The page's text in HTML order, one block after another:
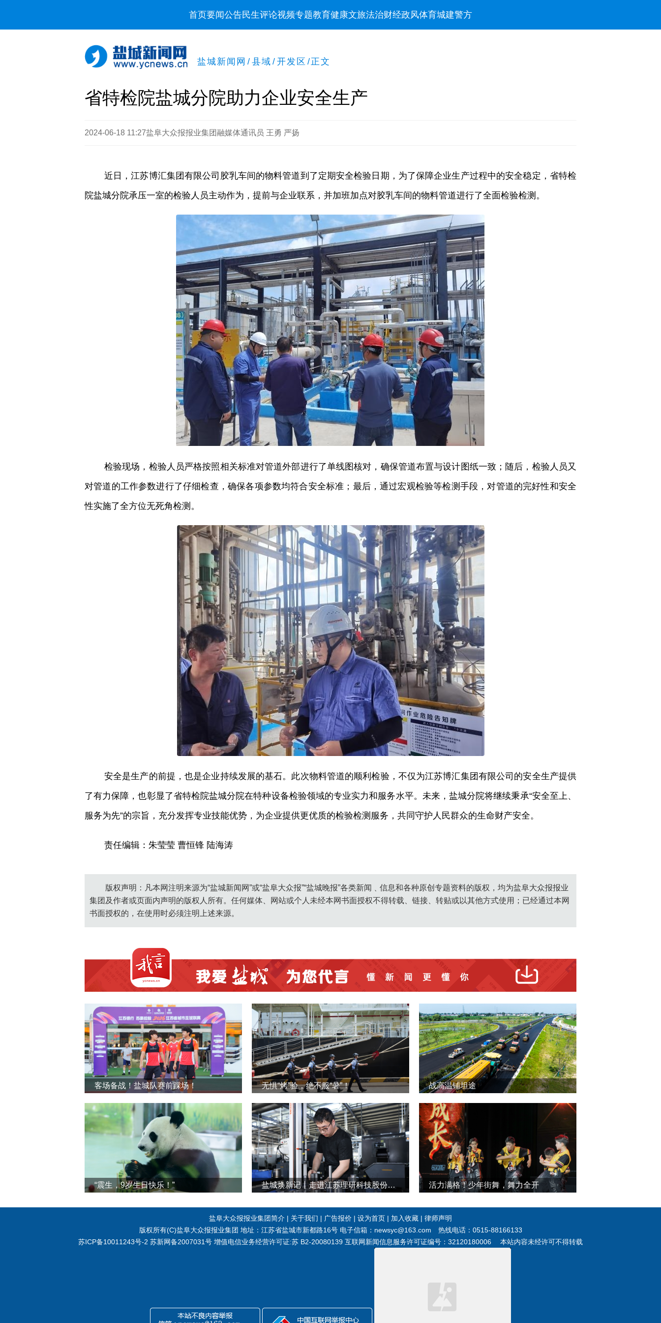
首页要闻公告民生评论视频专题教育健康文旅法治财经政风体育城建警方
盐城新闻网 / 县域 / 开发区 /正文
省特检院盐城分院助力企业安全生产
2024-06-18 11:27​盐阜大众报报业集团融媒体通讯员 王勇 严扬
近日，江苏博汇集团有限公司胶乳车间的物料管道到了定期安全检验日期，为了保障企业生产过程中的安全稳定，省特检
院盐城分院承压一室的检验人员主动作为，提前与企业联系，并加班加点对胶乳车间的物料管道进行了全面检验检测。
检验现场，检验人员严格按照相关标准对管道外部进行了单线图核对，确保管道布置与设计图纸一致；随后，检验人员又
对管道的工作参数进行了仔细检查，确保各项参数均符合安全标准；最后，通过宏观检验等检测手段，对管道的完好性和安全
性实施了全方位无死角检测。
安全是生产的前提，也是企业持续发展的基石。此次物料管道的顺利检验，不仅为江苏博汇集团有限公司的安全生产提供
了有力保障，也彰显了省特检院盐城分院在特种设备检验领域的专业实力和服务水平。未来，盐城分院将继续秉承“安全至上、
服务为先”的宗旨，充分发挥专业技能优势，为企业提供更优质的检验检测服务，共同守护人民群众的生命财产安全。
责任编辑：朱莹莹 曹恒锋 陆海涛
版权声明：凡本网注明来源为“盐城新闻网”或“盐阜大众报”“盐城晚报”各类新闻﹑信息和各种原创专题资料的版权，均为盐阜大众报报业
集团及作者或页面内声明的版权人所有。任何媒体、网站或个人未经本网书面授权不得转载、链接、转贴或以其他方式使用；已经通过本网
书面授权的，在使用时必须注明上述来源。
客场备战！盐城队赛前踩场！ 无惧“烤”验，绝不服“暑”！ 战高温铺坦途
“震生，9岁生日快乐！” 盐城焕新记丨走进江苏理研科技股份有限公司 活力满格！少年街舞，舞力全开
盐阜大众报报业集团简介 | 关于我们 | 广告报价 | 设为首页 | 加入收藏 | 律师声明
版权所有(C)盐阜大众报报业集团 地址：江苏省盐城市新都路16号 电子信箱：newsyc@163.com 热线电话：0515-88166133
苏ICP备10011243号-2 苏新网备2007031号 增值电信业务经营许可证:苏 B2-20080139 互联网新闻信息服务许可证编号：32120180006 本站内容未经许可不得转载